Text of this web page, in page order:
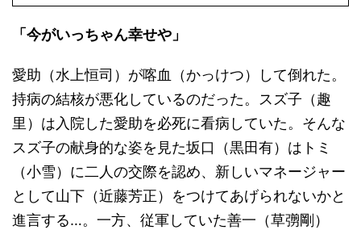
「今がいっちゃん幸せや」
愛助（水上恒司）が喀血（かっけつ）して倒れた。
持病の結核が悪化しているのだった。スズ子（趣
里）は入院した愛助を必死に看病していた。そんな
スズ子の献身的な姿を見た坂口（黒田有）はトミ
（小雪）に二人の交際を認め、新しいマネージャー
として山下（近藤芳正）をつけてあげられないかと
進言する…。一方、従軍していた善一（草彅剛）